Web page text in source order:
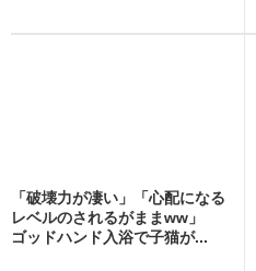
「破壊力が凄い」「心配になる
レベルのされるがままww」
ゴッドハンド入浴で子猫が...